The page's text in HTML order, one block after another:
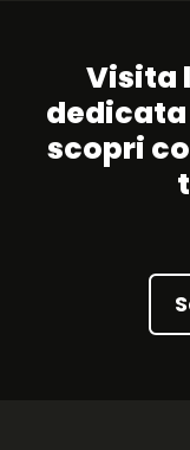
Visita
dedicata
scopri